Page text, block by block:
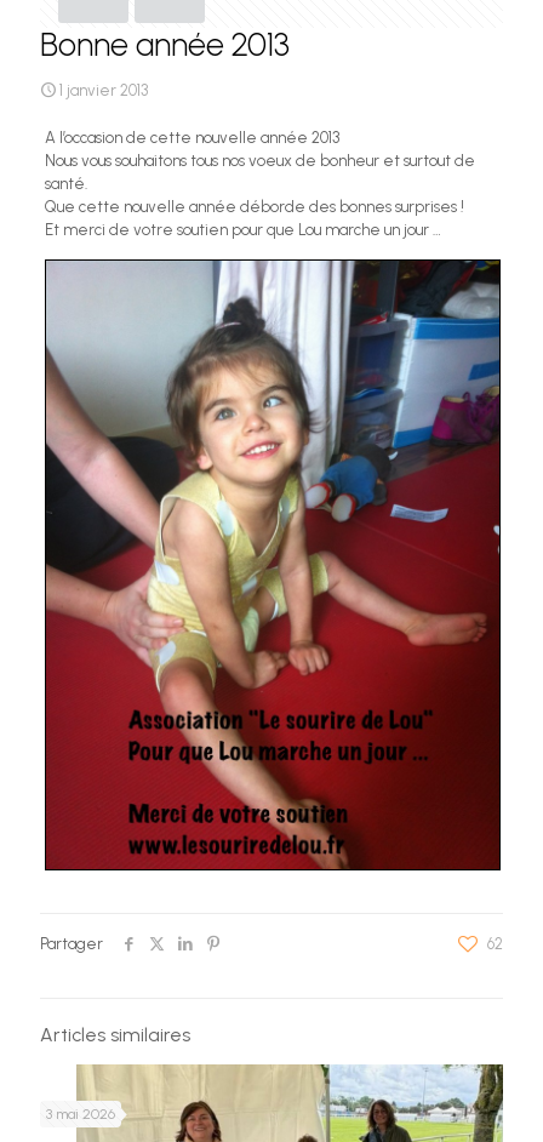
Bonne année 2013
1 janvier 2013
A l’occasion de cette nouvelle année 2013
Nous vous souhaitons tous nos voeux de bonheur et surtout de
santé.
Que cette nouvelle année déborde des bonnes surprises !
Et merci de votre soutien pour que Lou marche un jour …
Partager 62
Articles similaires
3 mai 2026